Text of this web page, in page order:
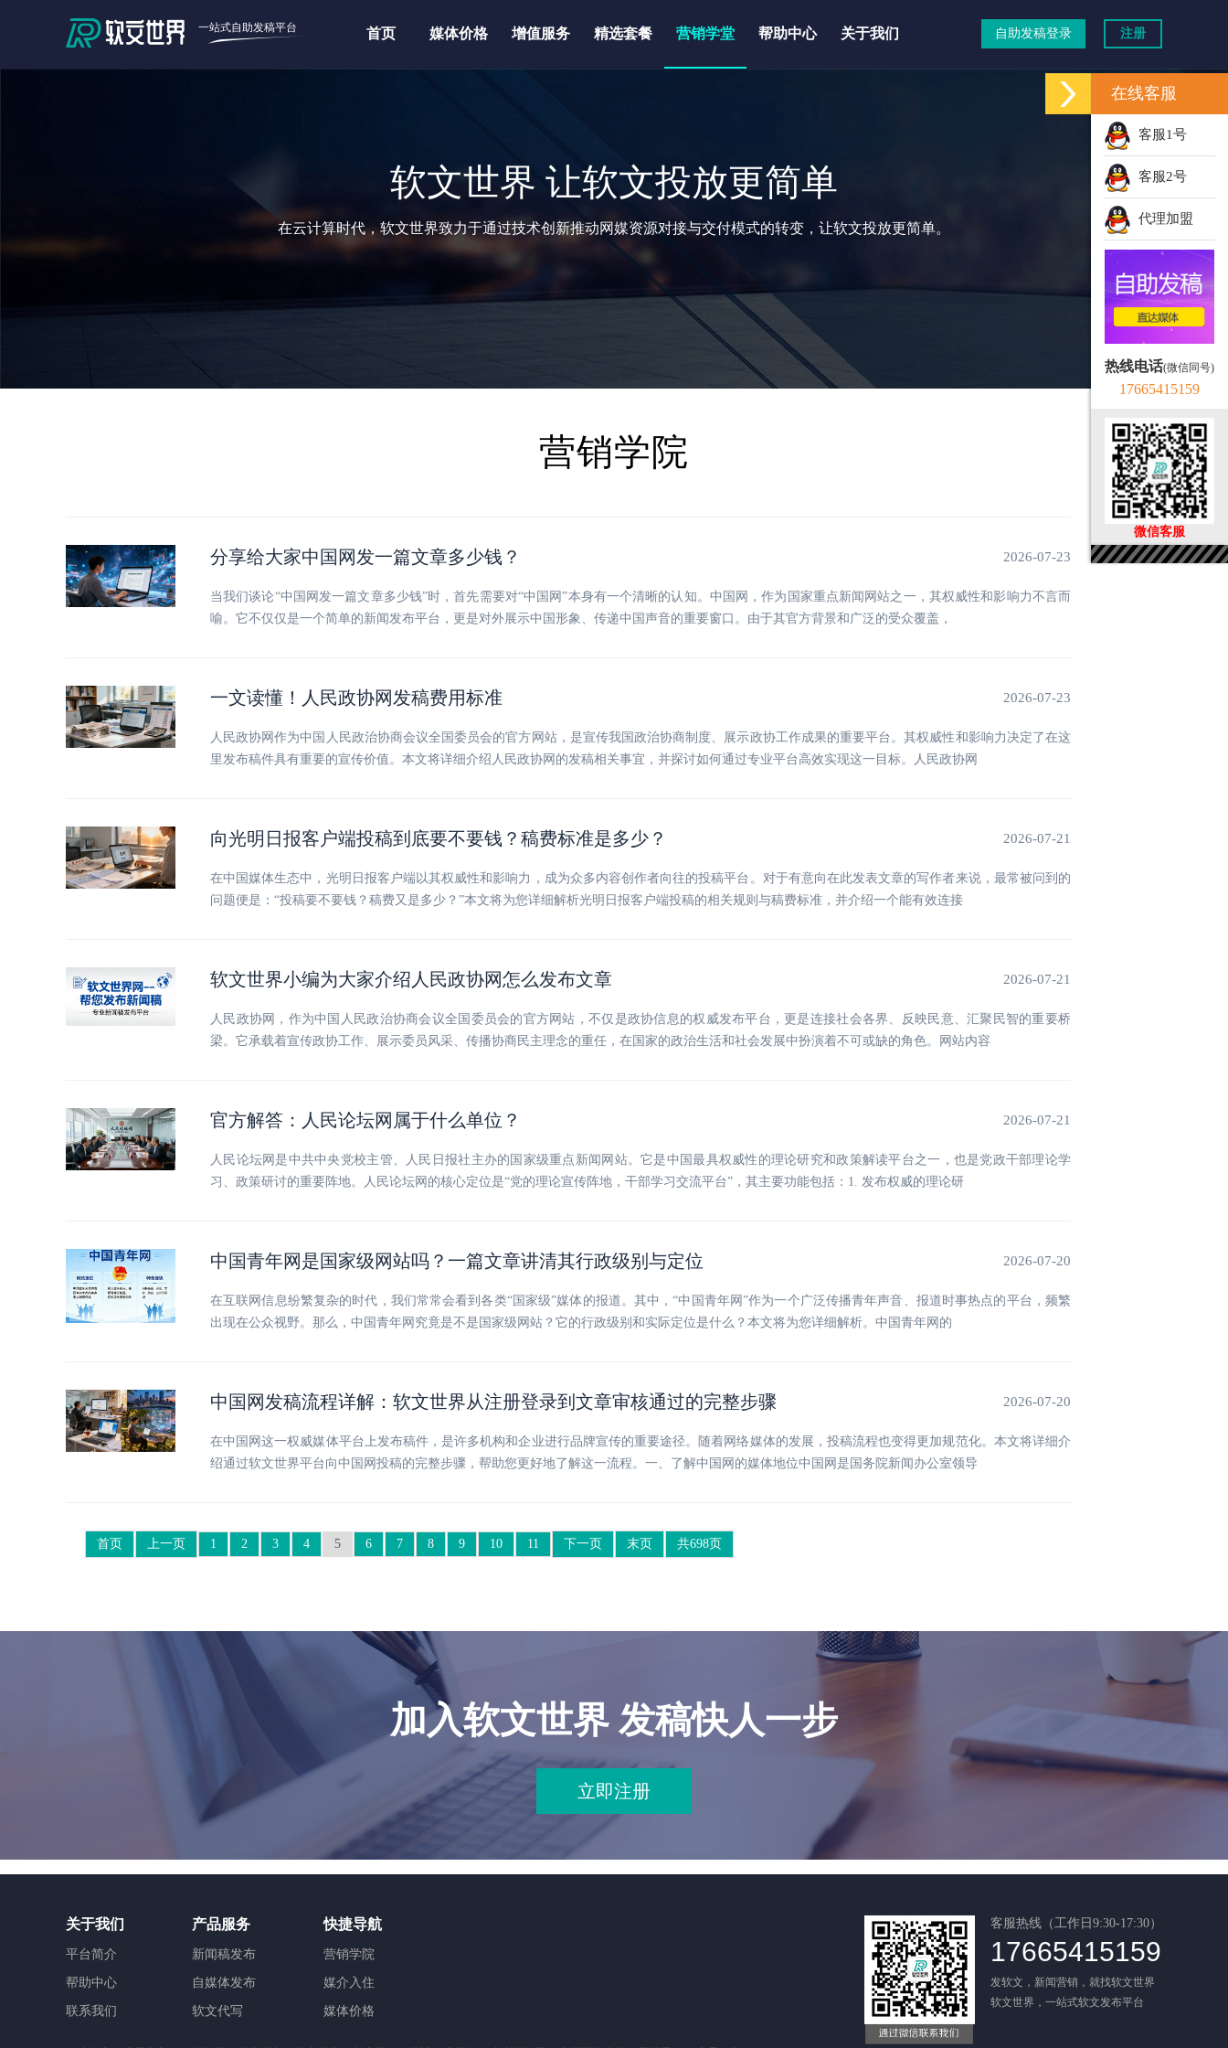
一站式自助发稿平台 首页 媒体价格 增值服务 精选套餐 营销学堂 帮助中心 关于我们 自助发稿登录 注册
软文世界 让软文投放更简单
在云计算时代，软文世界致力于通过技术创新推动网媒资源对接与交付模式的转变，让软文投放更简单。
营销学院
分享给大家中国网发一篇文章多少钱？ 2026-07-23
当我们谈论“中国网发一篇文章多少钱”时，首先需要对“中国网”本身有一个清晰的认知。中国网，作为国家重点新闻网站之一，其权威性和影响力不言而
喻。它不仅仅是一个简单的新闻发布平台，更是对外展示中国形象、传递中国声音的重要窗口。由于其官方背景和广泛的受众覆盖，
一文读懂！人民政协网发稿费用标准 2026-07-23
人民政协网作为中国人民政治协商会议全国委员会的官方网站，是宣传我国政治协商制度、展示政协工作成果的重要平台。其权威性和影响力决定了在这
里发布稿件具有重要的宣传价值。本文将详细介绍人民政协网的发稿相关事宜，并探讨如何通过专业平台高效实现这一目标。人民政协网
向光明日报客户端投稿到底要不要钱？稿费标准是多少？ 2026-07-21
在中国媒体生态中，光明日报客户端以其权威性和影响力，成为众多内容创作者向往的投稿平台。对于有意向在此发表文章的写作者来说，最常被问到的
问题便是：“投稿要不要钱？稿费又是多少？”本文将为您详细解析光明日报客户端投稿的相关规则与稿费标准，并介绍一个能有效连接
软文世界小编为大家介绍人民政协网怎么发布文章 2026-07-21
人民政协网，作为中国人民政治协商会议全国委员会的官方网站，不仅是政协信息的权威发布平台，更是连接社会各界、反映民意、汇聚民智的重要桥
梁。它承载着宣传政协工作、展示委员风采、传播协商民主理念的重任，在国家的政治生活和社会发展中扮演着不可或缺的角色。网站内容
官方解答：人民论坛网属于什么单位？ 2026-07-21
人民论坛网是中共中央党校主管、人民日报社主办的国家级重点新闻网站。它是中国最具权威性的理论研究和政策解读平台之一，也是党政干部理论学
习、政策研讨的重要阵地。人民论坛网的核心定位是“党的理论宣传阵地，干部学习交流平台”，其主要功能包括：1. 发布权威的理论研
中国青年网是国家级网站吗？一篇文章讲清其行政级别与定位 2026-07-20
在互联网信息纷繁复杂的时代，我们常常会看到各类“国家级”媒体的报道。其中，“中国青年网”作为一个广泛传播青年声音、报道时事热点的平台，频繁
出现在公众视野。那么，中国青年网究竟是不是国家级网站？它的行政级别和实际定位是什么？本文将为您详细解析。中国青年网的
中国网发稿流程详解：软文世界从注册登录到文章审核通过的完整步骤 2026-07-20
在中国网这一权威媒体平台上发布稿件，是许多机构和企业进行品牌宣传的重要途径。随着网络媒体的发展，投稿流程也变得更加规范化。本文将详细介
绍通过软文世界平台向中国网投稿的完整步骤，帮助您更好地了解这一流程。一、了解中国网的媒体地位中国网是国务院新闻办公室领导
首页 上一页 1 2 3 4 5 6 7 8 9 10 11 下一页 末页 共698页
加入软文世界 发稿快人一步
立即注册
关于我们
平台简介
帮助中心
联系我们
产品服务
新闻稿发布
自媒体发布
软文代写
快捷导航
营销学院
媒介入住
媒体价格
客服热线（工作日9:30-17:30）
17665415159
发软文，新闻营销，就找软文世界
软文世界，一站式软文发布平台
在线客服
客服1号
客服2号
代理加盟
热线电话(微信同号)
17665415159
微信客服